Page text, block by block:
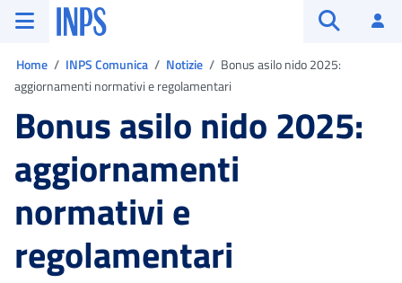
Vai al menu principale
Vai al contenuto principale
Vai al pie' di pagina
INPS ()
Home INPS Comunica Notizie
Bonus asilo nido 2025:
aggiornamenti normativi e regolamentari
Bonus asilo nido 2025:
aggiornamenti
normativi e
regolamentari